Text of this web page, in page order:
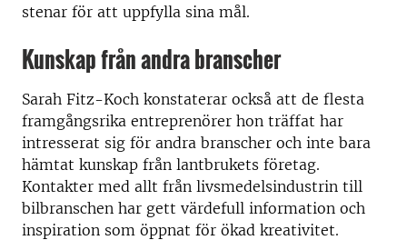
stenar för att uppfylla sina mål.
Kunskap från andra branscher
Sarah Fitz-Koch konstaterar också att de flesta
framgångsrika entreprenörer hon träffat har
intresserat sig för andra branscher och inte bara
hämtat kunskap från lantbrukets företag.
Kontakter med allt från livsmedelsindustrin till
bilbranschen har gett värdefull information och
inspiration som öppnat för ökad kreativitet.